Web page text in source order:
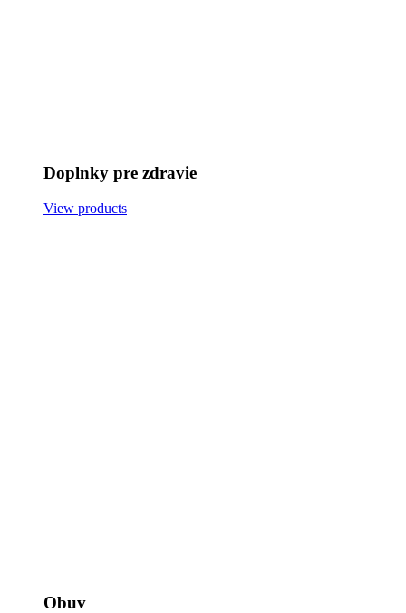
Doplnky pre zdravie
View products
Obuv